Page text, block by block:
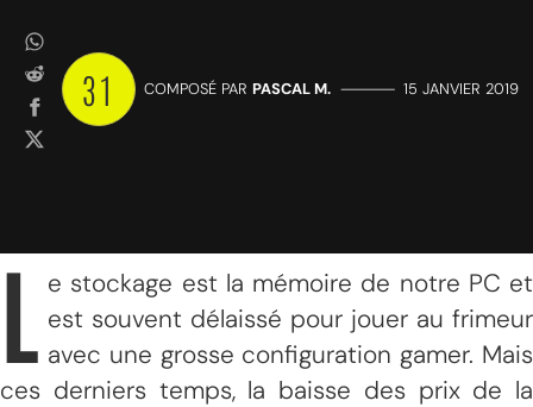
31 COMPOSÉ PAR PASCAL M. ————— 15 JANVIER 2019
L
e stockage est la mémoire de notre PC et
est souvent délaissé pour jouer au frimeur
avec une grosse configuration gamer. Mais
ces derniers temps, la baisse des prix de la